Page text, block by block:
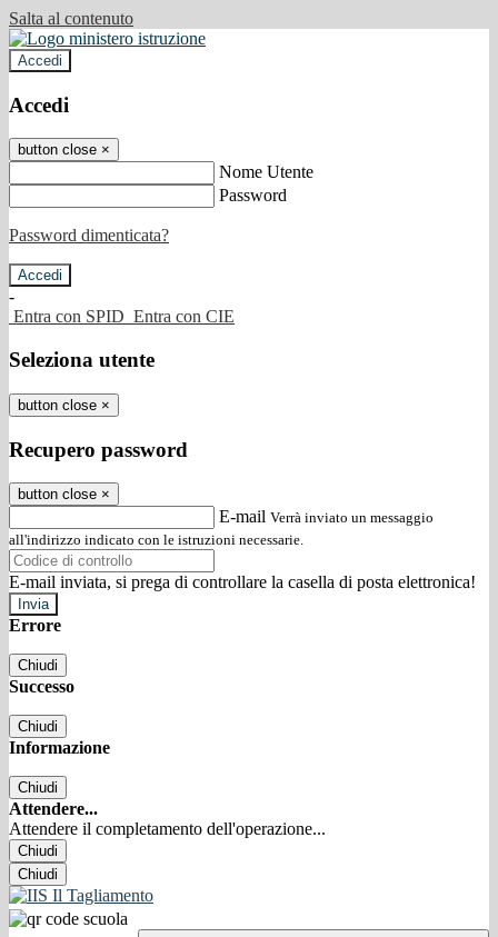
Salta al contenuto
Accedi
Accedi
button close ×
Nome Utente
Password
Password dimenticata?
-
Entra con SPID Entra con CIE
Seleziona utente
button close ×
Recupero password
button close ×
E-mail Verrà inviato un messaggio
all'indirizzo indicato con le istruzioni necessarie.
E-mail inviata, si prega di controllare la casella di posta elettronica!
Errore
Chiudi
Successo
Chiudi
Informazione
Chiudi
Attendere...
Attendere il completamento dell'operazione...
Chiudi
Chiudi